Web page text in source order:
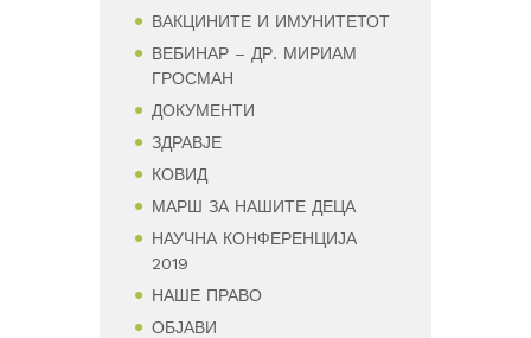
ВАКЦИНИТЕ И ИМУНИТЕТОТ
ВЕБИНАР – ДР. МИРИАМ
ГРОСМАН
ДОКУМЕНТИ
ЗДРАВЈЕ
КОВИД
МАРШ ЗА НАШИТЕ ДЕЦА
НАУЧНА КОНФЕРЕНЦИЈА
2019
НАШЕ ПРАВО
ОБЈАВИ